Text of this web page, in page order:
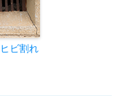
ビ割れ